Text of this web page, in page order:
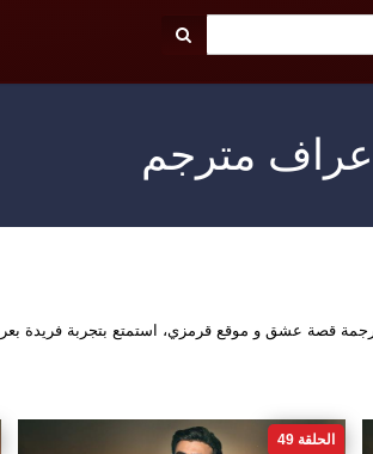
مترجم
قصة عشق و موقع قرمزي، استمتع بتجربة فريدة
الحلقة 49